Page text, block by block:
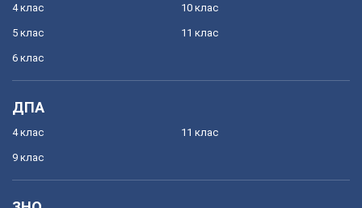
4 клас
5 клас
6 клас
10 клас
11 клас
ДПА
4 клас
9 клас
11 клас